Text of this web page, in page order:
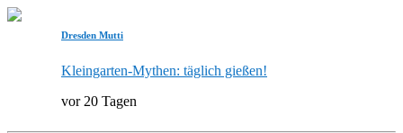
Dresden Mutti
Kleingarten-Mythen: täglich gießen!
vor 20 Tagen